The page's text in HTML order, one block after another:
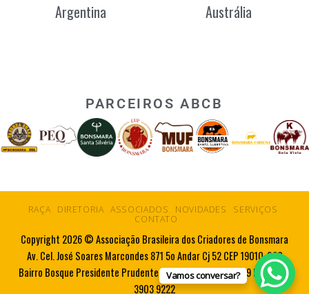
Argentina Austrália
PARCEIROS ABCB
RAÇA DIRETORIA ASSOCIADOS NOVIDADES
SERVIÇOS
CONTATO
Copyright 2026 © Associação Brasileira dos Criadores de Bonsmara
Av. Cel. José Soares Marcondes 871 5o Andar Cj 52 CEP 19010-080
Bairro Bosque Presidente Prudente SP Tel. 55 18 3223 5719 Fax. 55 18
3903 9222
Vamos conversar?